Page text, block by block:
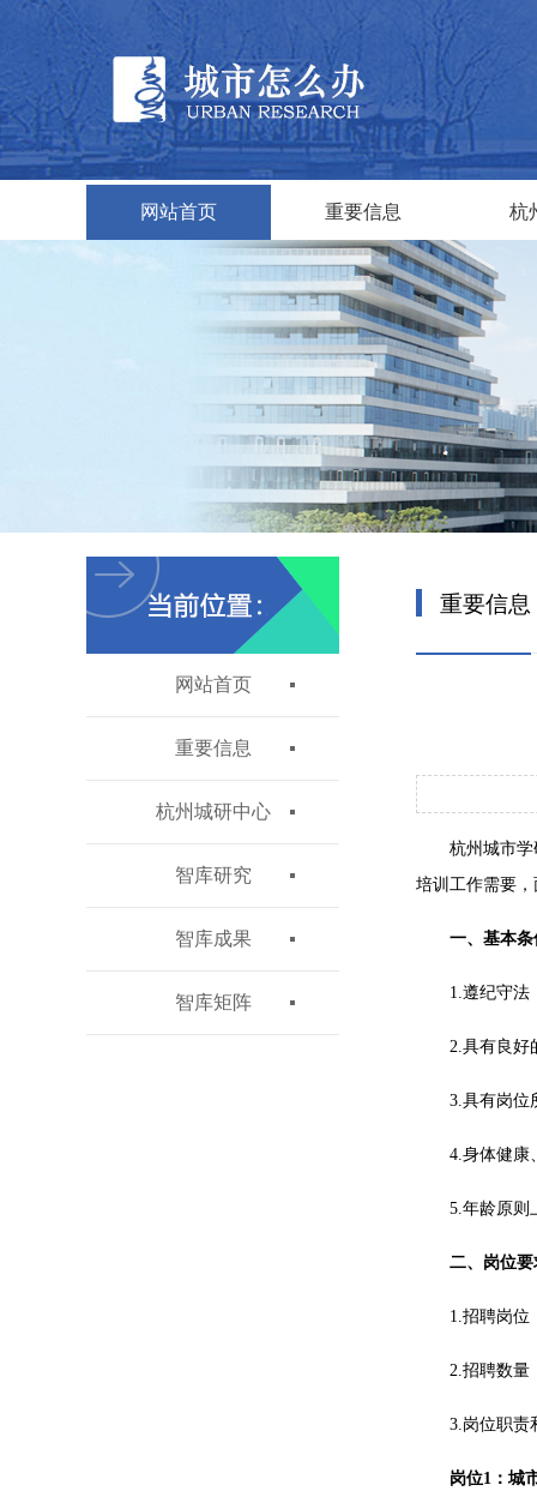
网站首页 重要信息 杭
网站首页
重要信息
杭州城研中心
智库研究
智库成果
智库矩阵
重要信息
杭州城市
培训工作需要
一、基本
1.遵纪守法
2.具有良好
3.具有岗位
4.身体健康
5.年龄原则
二、岗位
1.招聘岗位
2.招聘数量
3.岗位职责
岗位1：城